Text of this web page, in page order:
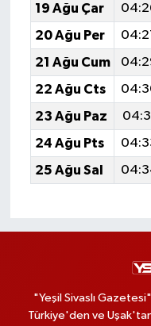
19 Ağu Çar
20 Ağu Per
21 Ağu Cum
22 Ağu Cts
23 Ağu Paz
24 Ağu Pts
25 Ağu Sal
"Yeşil Sivaslı
Türkiye'den ve